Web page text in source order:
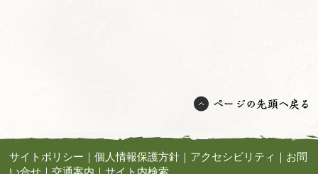
サイトポリシー ｜個人情報保護方針 ｜ アクセシビリティ ｜ お問
い合せ ｜交通案内 ｜サイト内検索